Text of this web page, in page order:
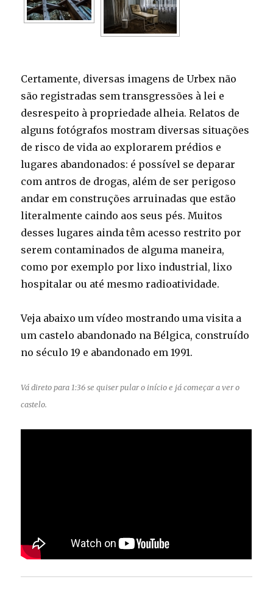
Certamente, diversas imagens de Urbex não
são registradas sem transgressões à lei e
desrespeito à propriedade alheia. Relatos de
alguns fotógrafos mostram diversas situações
de risco de vida ao explorarem prédios e
lugares abandonados: é possível se deparar
com antros de drogas, além de ser perigoso
andar em construções arruinadas que estão
literalmente caindo aos seus pés. Muitos
desses lugares ainda têm acesso restrito por
serem contaminados de alguma maneira,
como por exemplo por lixo industrial, lixo
hospitalar ou até mesmo radioatividade.
Veja abaixo um vídeo mostrando uma visita a
um castelo abandonado na Bélgica, construído
no século 19 e abandonado em 1991.
Vá direto para 1:36 se quiser pular o início e já começar a ver o
castelo.